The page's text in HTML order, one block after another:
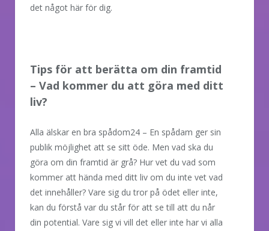
det något här för dig.
Tips för att berätta om din framtid
– Vad kommer du att göra med ditt
liv?
Alla älskar en bra spådom24 – En spådam ger sin
publik möjlighet att se sitt öde. Men vad ska du
göra om din framtid är grå? Hur vet du vad som
kommer att hända med ditt liv om du inte vet vad
det innehåller? Vare sig du tror på ödet eller inte,
kan du förstå var du står för att se till att du når
din potential. Vare sig vi vill det eller inte har vi alla